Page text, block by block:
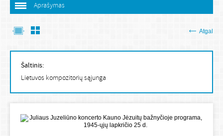
Aprašymas
Atgal
Šaltinis:
Lietuvos kompozitorių sąjunga